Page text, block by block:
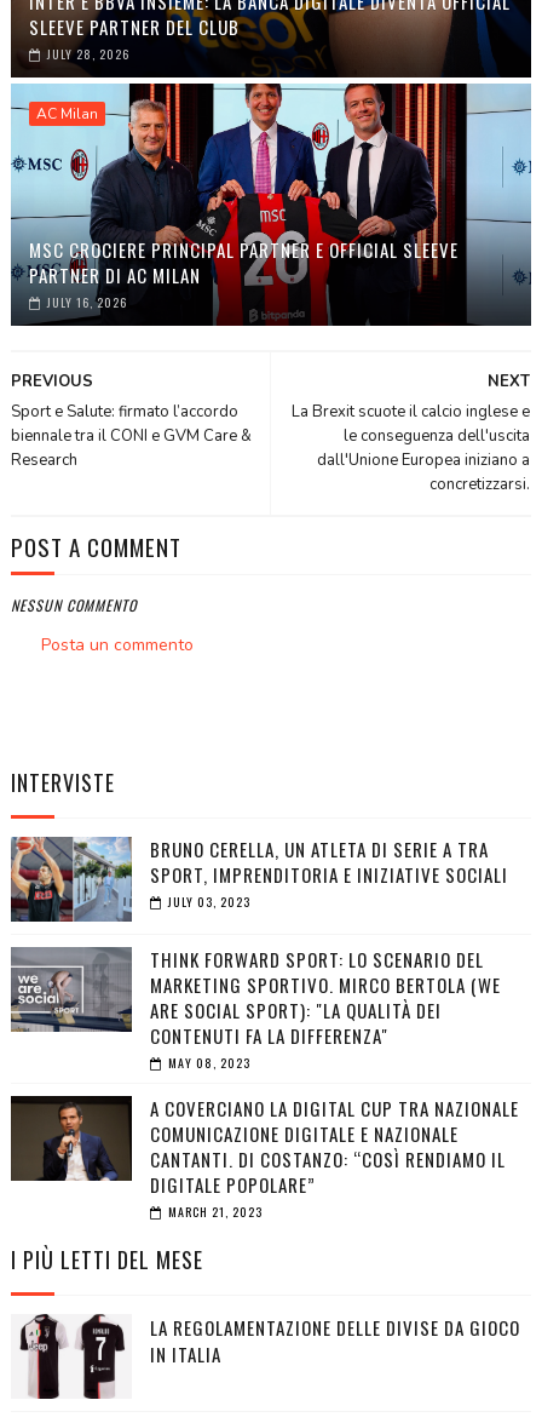
SLEEVE PARTNER DEL CLUB
JULY 28, 2026
AC Milan
MSC CROCIERE PRINCIPAL PARTNER E OFFICIAL SLEEVE
PARTNER DI AC MILAN
JULY 16, 2026
NEXT
La Brexit scuote il calcio inglese e
le conseguenza dell'uscita
dall'Unione Europea iniziano a
concretizzarsi.
PREVIOUS
Sport e Salute: firmato l’accordo
biennale tra il CONI e GVM Care &
Research
POST A COMMENT
NESSUN COMMENTO
Posta un commento
INTERVISTE
BRUNO CERELLA, UN ATLETA DI SERIE A TRA
SPORT, IMPRENDITORIA E INIZIATIVE SOCIALI
JULY 03, 2023
THINK FORWARD SPORT: LO SCENARIO DEL
MARKETING SPORTIVO. MIRCO BERTOLA (WE
ARE SOCIAL SPORT): "LA QUALITÀ DEI
CONTENUTI FA LA DIFFERENZA"
MAY 08, 2023
A COVERCIANO LA DIGITAL CUP TRA NAZIONALE
COMUNICAZIONE DIGITALE E NAZIONALE
CANTANTI. DI COSTANZO: “COSÌ RENDIAMO IL
DIGITALE POPOLARE”
MARCH 21, 2023
I PIÙ LETTI DEL MESE
LA REGOLAMENTAZIONE DELLE DIVISE DA GIOCO
IN ITALIA